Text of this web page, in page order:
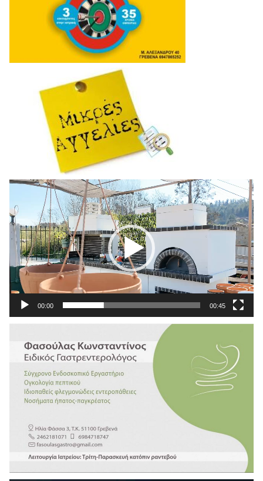
Πρόγραμμα
Αναπαραγωγής
Βίντεο
00:00 00:45